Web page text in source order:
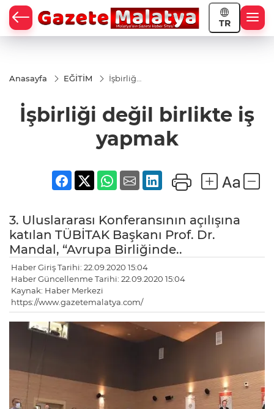
TR
Anasayfa EĞİTİM
İşbirliği
iş
yapmak
İşbirliği değil birlikte iş
yapmak
3. Uluslararası Konferansının açılışına
katılan TÜBİTAK Başkanı Prof. Dr.
Mandal, “Avrupa Birliğinde..
Haber Giriş Tarihi: 22.09.2020 15:04
Haber Güncellenme Tarihi: 22.09.2020 15:04
Kaynak: Haber Merkezi
https://www.gazetemalatya.com/